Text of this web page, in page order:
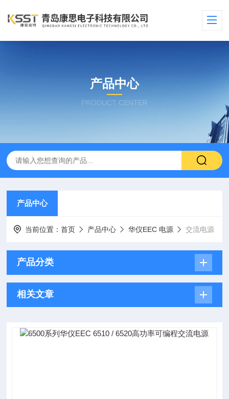
产品中心
PRODUCT CENTER
产品中心
当前位置：首页 产品中心 华仪EEC 电源 交流电源
产品分类
相关文章